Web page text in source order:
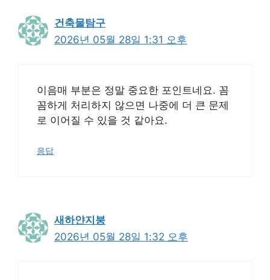
건축물탐구
2026년 05월 28일 1:31 오후
이음매 부분은 정말 중요한 포인트네요. 꼼
꼼하게 처리하지 않으면 나중에 더 큰 문제
로 이어질 수 있을 것 같아요.
응답
새하얀지붕
2026년 05월 28일 1:32 오후